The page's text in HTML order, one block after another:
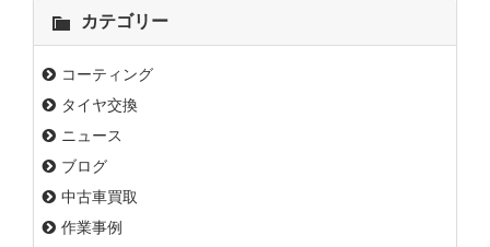
カテゴリー
コーティング
タイヤ交換
ニュース
ブログ
中古車買取
作業事例